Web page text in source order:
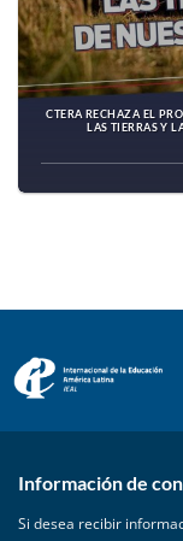
CTERA RECHAZA EL
LAS TIERRAS Y
Información de
Si desea recibir